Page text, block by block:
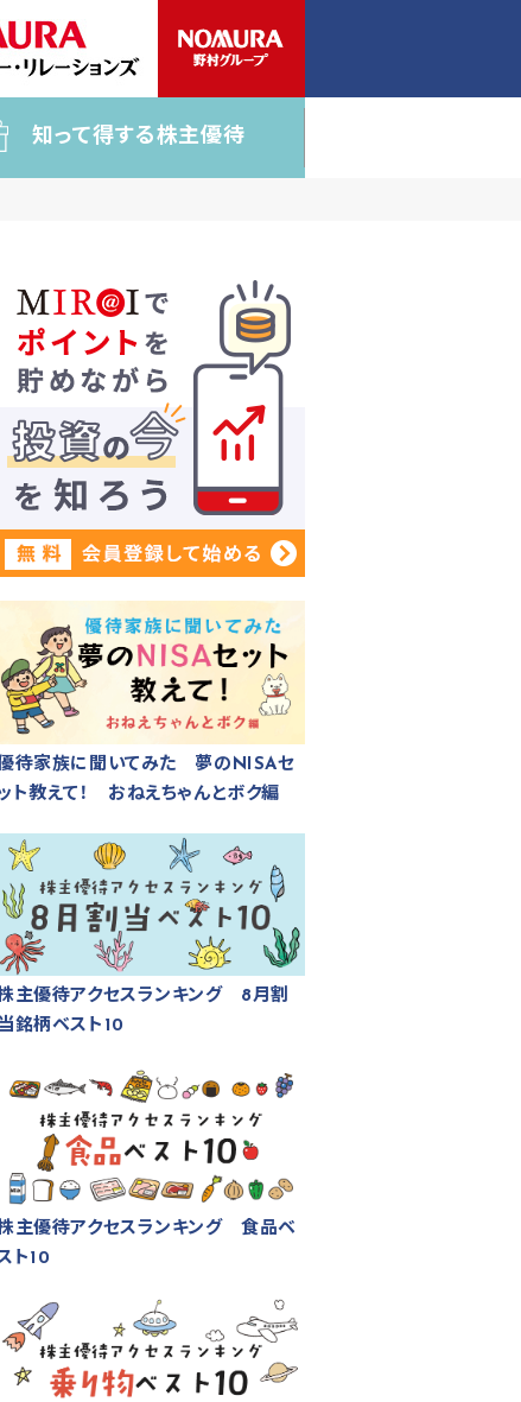
知って得する株主優待
待家族に聞いてみた 夢のNISAセ
ト教えて！ おねえちゃんとボク編
主優待アクセスランキング 8月割
当銘柄ベスト10
主優待アクセスランキング 食品ベ
ト10